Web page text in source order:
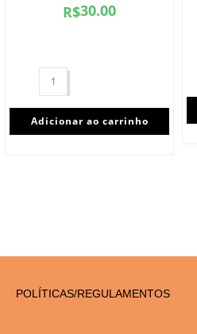
R$30.00
Adicionar ao carrinho
POLÍTICAS/REGULAMENTOS